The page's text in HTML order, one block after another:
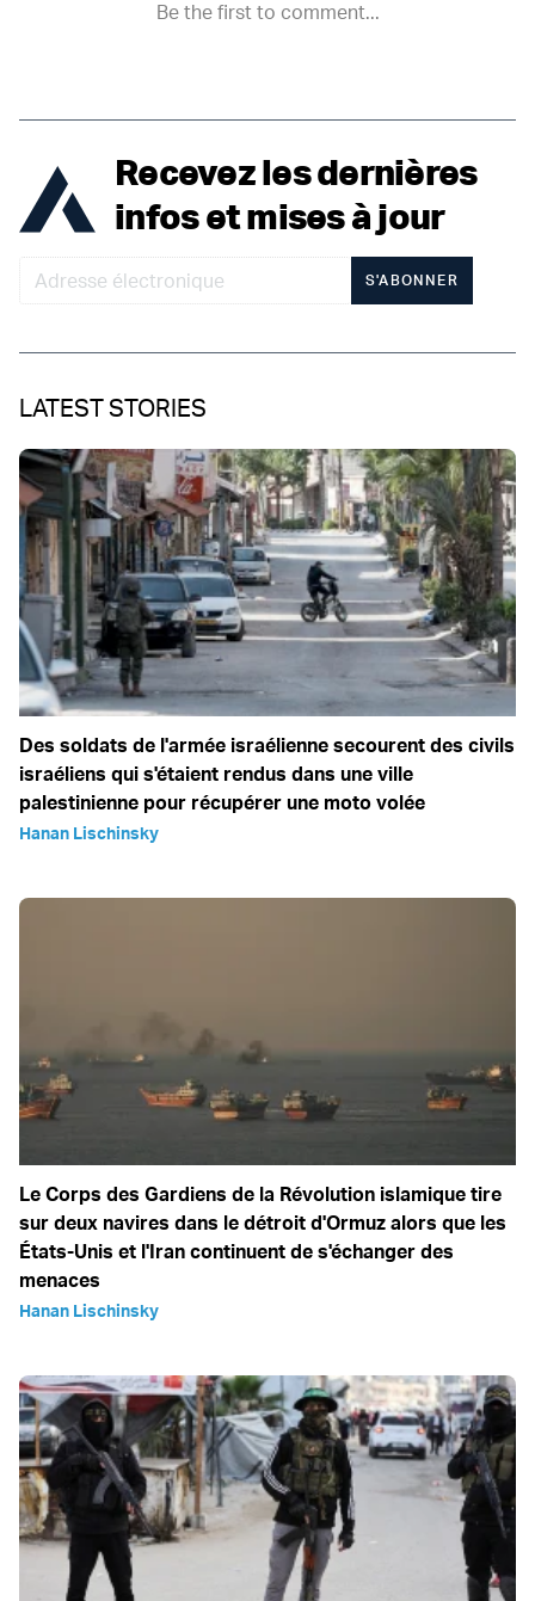
Recevez les dernières
infos et mises à jour
S'ABONNER
LATEST STORIES
Des soldats de l'armée israélienne secourent des civils
israéliens qui s'étaient rendus dans une ville
palestinienne pour récupérer une moto volée
Hanan Lischinsky
Le Corps des Gardiens de la Révolution islamique tire
sur deux navires dans le détroit d'Ormuz alors que les
États-Unis et l'Iran continuent de s'échanger des
menaces
Hanan Lischinsky